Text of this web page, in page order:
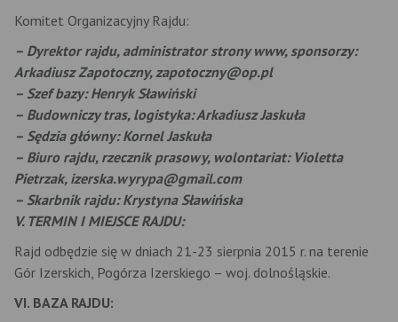
Komitet Organizacyjny Rajdu:
– Dyrektor rajdu, administrator strony www, sponsorzy:
Arkadiusz Zapotoczny, zapotoczny@op.pl
– Szef bazy: Henryk Sławiński
– Budowniczy tras, logistyka: Arkadiusz Jaskuła
– Sędzia główny: Kornel Jaskuła
– Biuro rajdu, rzecznik prasowy, wolontariat: Violetta
Pietrzak, izerska.wyrypa@gmail.com
– Skarbnik rajdu: Krystyna Sławińska
V. TERMIN I MIEJSCE RAJDU:
Rajd odbędzie się w dniach 21-23 sierpnia 2015 r. na terenie
Gór Izerskich, Pogórza Izerskiego – woj. dolnośląskie.
VI. BAZA RAJDU: